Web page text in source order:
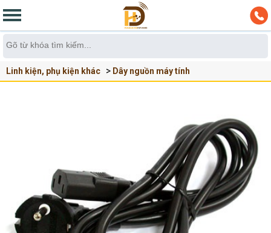
Linh kiện, phụ kiện khác Dây nguồn máy tính